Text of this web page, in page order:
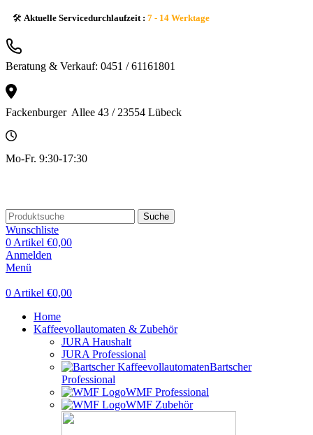
🛠️ Aktuelle Servicedurchlaufzeit : 7 - 14 Werktage
Beratung & Verkauf: 0451 / 61161801
Fackenburger Allee 43 / 23554 Lübeck
Mo-Fr. 9:30-17:30
Suche
Wunschliste
0 Artikel €0,00
Anmelden
Menü
0 Artikel €0,00
Home
Kaffeevollautomaten & Zubehör
JURA Haushalt
JURA Professional
Bartscher
Professional
WMF Professional
WMF Zubehör